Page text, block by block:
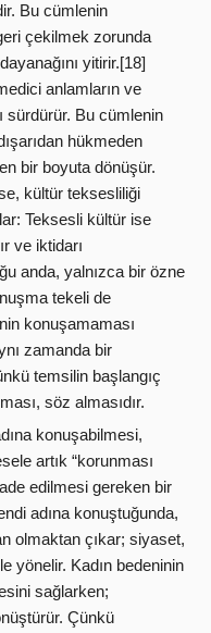
Bu cümlenin
çekilmek zorunda
yitirir.[18]
anlamların ve
sürdürür. Bu cümlenin
hükmeden
bir boyuta dönüşür.
kültür teksesliliği
Teksesli kültür ise
ve iktidarı
anda, yalnızca bir özne
tekeli de
konuşamaması
zamanda bir
temsilin başlangıç
söz almasıdır.
konuşabilmesi,
artık “korunması
edilmesi gereken bir
adına konuştuğunda,
olmaktan çıkar; siyaset,
yönelir. Kadın bedeninin
sağlarken;
Çünkü